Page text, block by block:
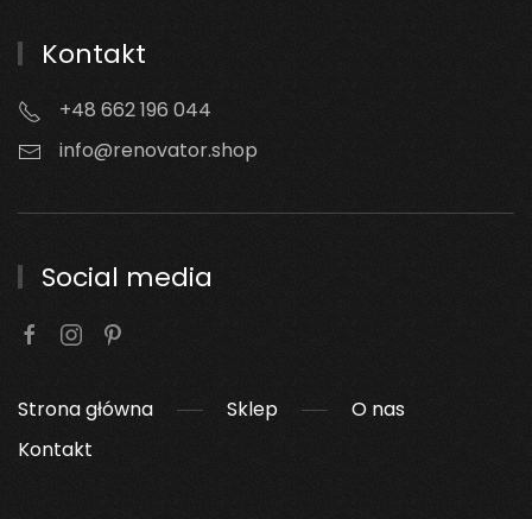
Kontakt
+48 662 196 044
info@renovator.shop
Social media
Strona główna Sklep
O nas
Kontakt